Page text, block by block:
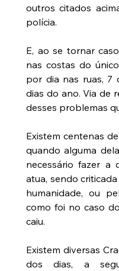
outros citados
polícia.
E, ao se tornar
nas costas do
por dia nas ruas, 7
dias do ano. Via de
desses problemas
Existem centenas
quando alguma
necessário fazer a
atua, sendo
humanidade, ou
como foi no caso
caiu.
Existem diversas
dos dias, a